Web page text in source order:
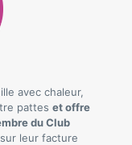
avec chaleur,
pattes et offre
du Club
leur facture